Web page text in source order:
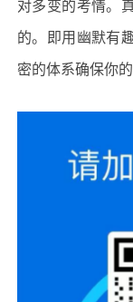
对多变的考情。
的。即用幽默有
密的体系确保你的